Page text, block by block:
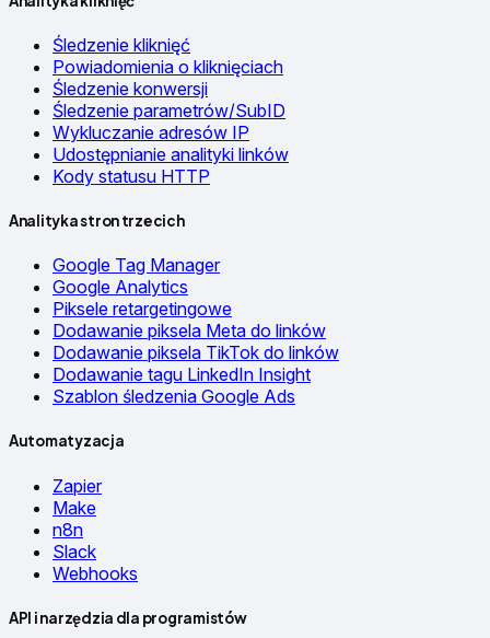
Śledzenie kliknięć
Powiadomienia o kliknięciach
Śledzenie konwersji
Śledzenie parametrów/SubID
Wykluczanie adresów IP
Udostępnianie analityki linków
Kody statusu HTTP
Analityka stron trzecich
Google Tag Manager
Google Analytics
Piksele retargetingowe
Dodawanie piksela Meta do linków
Dodawanie piksela TikTok do linków
Dodawanie tagu LinkedIn Insight
Szablon śledzenia Google Ads
Automatyzacja
Zapier
Make
n8n
Slack
Webhooks
API i narzędzia dla programistów